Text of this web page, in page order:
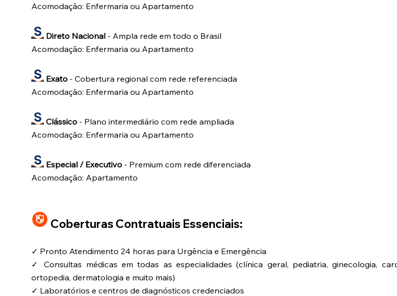
Acomodação: Enfermaria ou Apartamento
Direto Nacional- Ampla rede em todo o Brasil
Acomodação: Enfermaria ou Apartamento
Exato- Cobertura regional com rede referenciada
Acomodação: Enfermaria ou Apartamento
Clássico- Plano intermediário com rede ampliada
Acomodação: Enfermaria ou Apartamento
Especial / Executivo- Premium com rede diferenciada
Acomodação: Apartamento
Coberturas Contratuais Essenciais:
✓ Pronto Atendimento 24 horas para Urgência e Emergência
✓ Consultas médicas em todas as especialidades (clínica geral, pediatria, ginecologia,
ortopedia, dermatologia e muito mais)
✓ Laboratórios e centros de diagnósticos credenciados